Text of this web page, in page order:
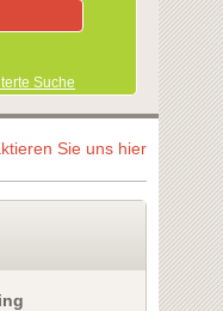
Suche
Sie uns hier